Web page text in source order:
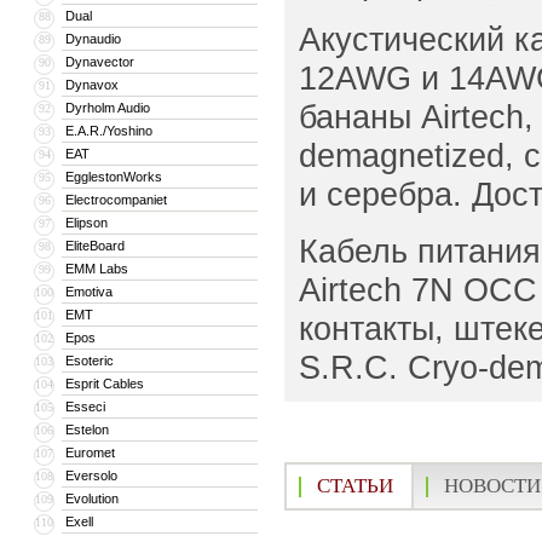
88 Dual
89 Dynaudio
90 Dynavector
91 Dynavox
92 Dyrholm Audio
93 E.A.R./Yoshino
94 EAT
95 EgglestonWorks
96 Electrocompaniet
97 Elipson
98 EliteBoard
99 EMM Labs
100 Emotiva
101 EMT
102 Epos
103 Esoteric
104 Esprit Cables
105 Esseci
106 Estelon
107 Euromet
108 Eversolo
109 Evolution
110 Exell
Акустический
12AWG и
бананы Airtech,
demagnetized,
и серебра.
Кабель
Airtech 7N
контакты,
S.R.C. Cryo-
СТАТЬИ НОВОСТИ